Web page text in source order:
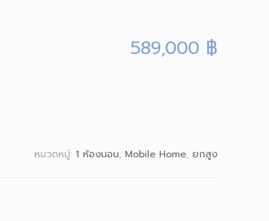
589,000 ฿
หมวดหมู่: 1 ห้องนอน, Mobile Home, ยกสูง